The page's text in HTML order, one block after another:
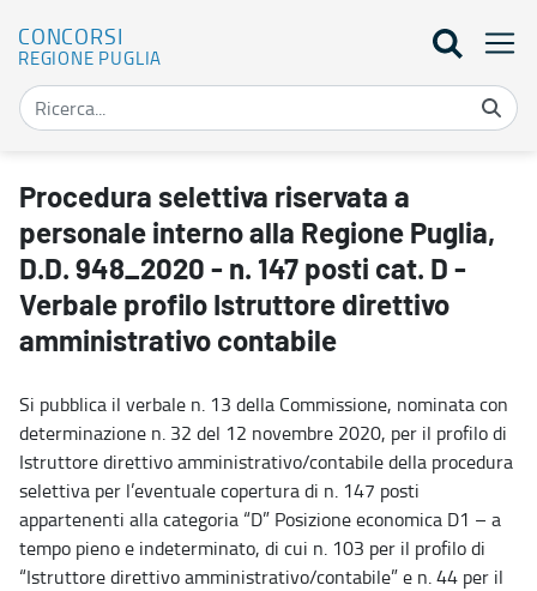
CONCORSI
REGIONE PUGLIA
Procedura selettiva riservata a personale interno alla Regione
Procedura selettiva riservata a
personale interno alla Regione Puglia,
D.D. 948_2020 - n. 147 posti cat. D -
Verbale profilo Istruttore direttivo
amministrativo contabile
Si pubblica il verbale n. 13 della Commissione, nominata con
determinazione n. 32 del 12 novembre 2020, per il profilo di
Istruttore direttivo amministrativo/contabile della procedura
selettiva per l’eventuale copertura di n. 147 posti
appartenenti alla categoria “D” Posizione economica D1 – a
tempo pieno e indeterminato, di cui n. 103 per il profilo di
“Istruttore direttivo amministrativo/contabile” e n. 44 per il